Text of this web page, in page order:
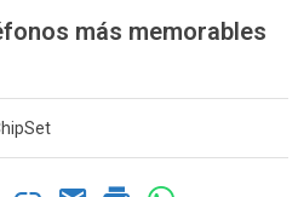
más memorables